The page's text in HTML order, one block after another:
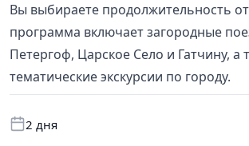
Вы выбираете продолжительность
программа включает загородные
Петергоф, Царское Село и Гатчину, а
тематические экскурсии по городу.
2 дня